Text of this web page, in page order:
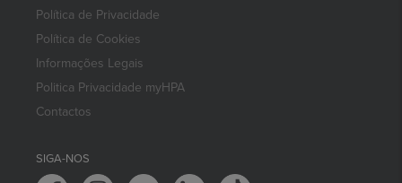
Política de Privacidade
Política de Cookies
Informações Legais
Politica Privacidade myHPA
Contactos
SIGA-NOS